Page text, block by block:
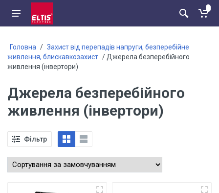
Головна / Захист від перепадів напруги, безперебійне
живлення, блискавкозахист / Джерела безперебійного
живлення (інвертори)
Джерела безперебійного
живлення (інвертори)
Фільтр